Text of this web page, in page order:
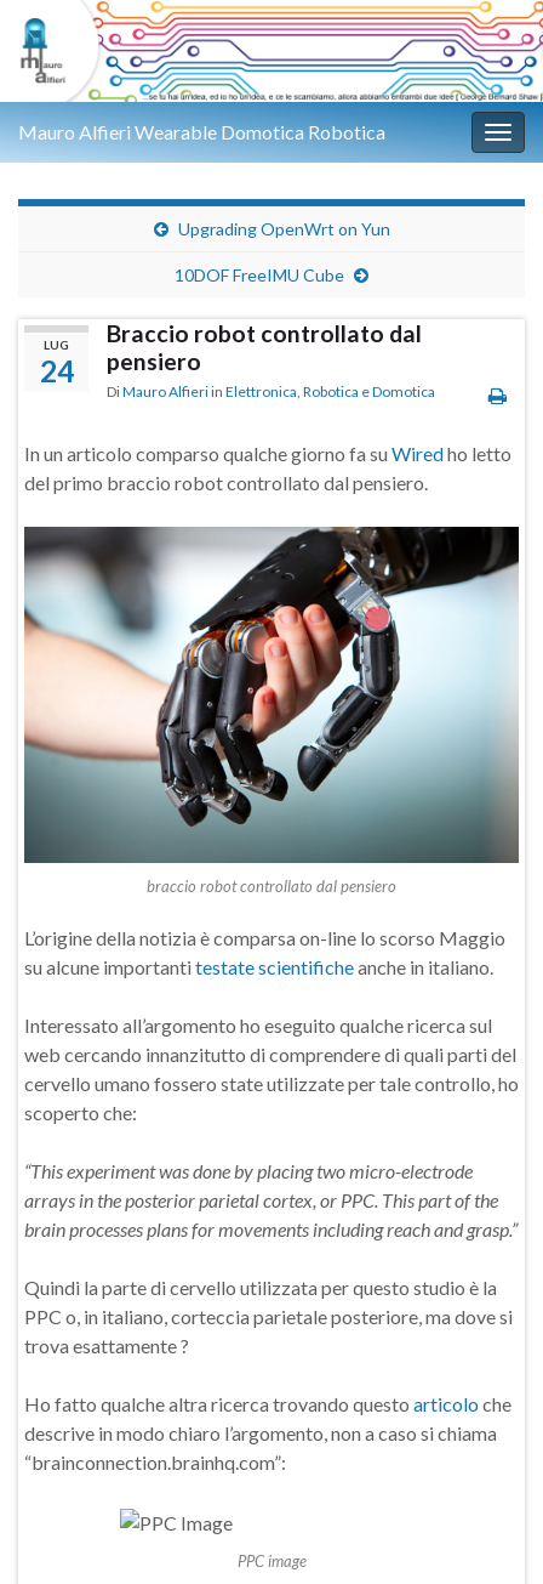
Mauro Alfieri Wearable Domotica Robotica
Upgrading OpenWrt on Yun
10DOF FreeIMU Cube
LUG
24
Braccio robot controllato dal
pensiero
DiMauro Alfieri in Elettronica, Robotica e Domotica
In un articolo comparso qualche giorno fa su Wiredho letto
del primo braccio robot controllato dal pensiero.
braccio robot controllato dal pensiero
L’origine della notizia è comparsa on-line lo scorso Maggio
su alcune importanti testate scientificheanche in italiano.
Interessato all’argomento ho eseguito qualche ricerca sul
web cercando innanzitutto di comprendere di quali parti del
cervello umano fossero state utilizzate per tale controllo, ho
scoperto che:
“This experiment was done by placing two micro-electrode
arrays in the posterior parietal cortex, or PPC. This part of the
brain processes plans for movements including reach and grasp.”
Quindi la parte di cervello utilizzata per questo studio è la
PPC o, in italiano, corteccia parietale posteriore, ma dove si
trova esattamente ?
Ho fatto qualche altra ricerca trovando questo articolo che
descrive in modo chiaro l’argomento, non a caso si chiama
“brainconnection.brainhq.com”:
PPC image